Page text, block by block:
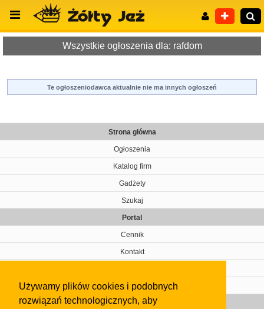
Używamy plików cookies i podobnych
rozwiązań technologicznych, aby
Wyszukiwanie zaawansowane
Wszystkie ogłoszenia dla: rafdom
Te ogłoszeniodawca aktualnie nie ma innych ogłoszeń
Strona główna
Ogłoszenia
Katalog firm
Gadżety
Szukaj
Portal
Cennik
Kontakt
Pomoc
Gazeta